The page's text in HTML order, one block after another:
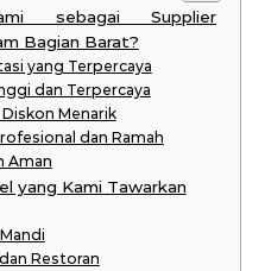
sebagai Supplier
Bagian Barat?
yang Terpercaya
dan Terpercaya
Menarik
dan Ramah
Aman
yang Kami Tawarkan
Restoran